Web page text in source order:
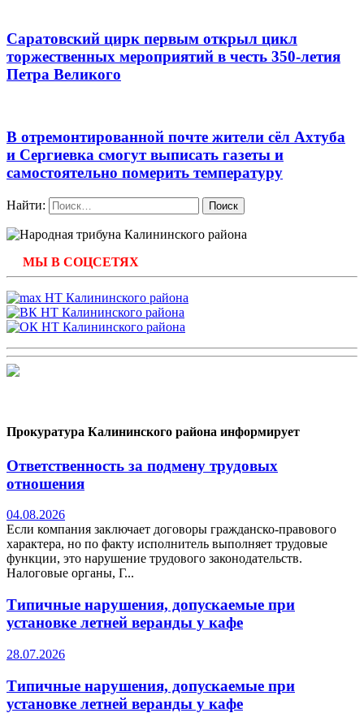
Саратовский цирк первым открыл цикл
торжественных мероприятий в честь 350-летия
Петра Великого
В отремонтированной почте жители сёл Ахтуба
и Сергиевка смогут выписать газеты и
самостоятельно померить температуру
Найти:
МЫ В СОЦСЕТЯХ
Прокуратура Калининского района информирует
Ответственность за подмену трудовых
отношения
04.08.2026
Если компания заключает договоры гражданско-правового
характера, но по факту исполнитель выполняет трудовые
функции, это нарушение трудового законодательств.
Налоговые органы, Г...
Типичные нарушения, допускаемые при
установке летней веранды у кафе
28.07.2026
Типичные нарушения, допускаемые при
установке летней веранды у кафе